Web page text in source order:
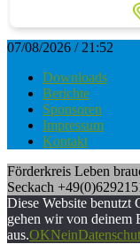
07/08/2026 / 21:52
Downloads
Berichte
Sponsoren
Impressum
Kontakt
Förderkreis Leben
Seckach
Diese Website benutzt
gehen wir von deinem
aus.OKNein